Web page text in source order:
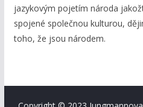
jazykovým pojetím národa
spojené společnou kulturou,
toho, že jsou národem.